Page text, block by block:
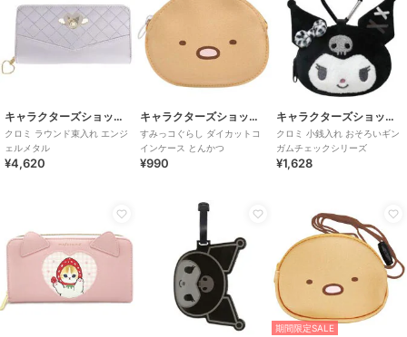
キャラクターズショップ ラフラフ
クロミ ラウンド束入れ エンジ
ェルメタル
¥4,620
キャラクターズショップ ラフラフ
すみっコぐらし ダイカットコ
インケース とんかつ
¥990
キャラクターズショップ ラフラフ
クロミ 小銭入れ おそろいギン
ガムチェックシリーズ
¥1,628
期間限定SALE